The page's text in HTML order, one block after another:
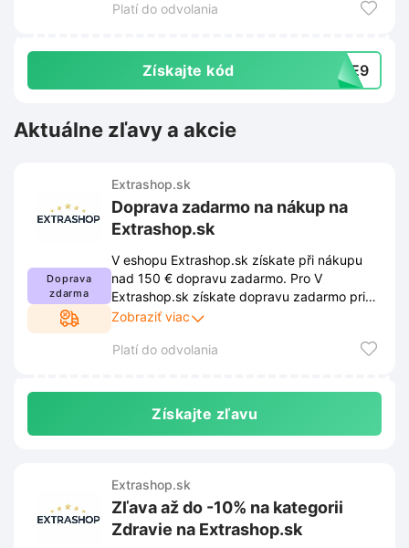
Platí do odvolania
Získajte kód 90E9
Aktuálne zľavy a akcie
Doprava
zdarma
Extrashop.sk
Doprava zadarmo na nákup na
Extrashop.sk
V eshopu Extrashop.sk získate při nákupu
nad 150 € dopravu zadarmo. Pro V
Extrashop.sk získate dopravu zadarmo pri
nákupe nad 150 €. Ak chcete využiť zľavu,
obchodom. Tieto podmienky sú uverejnené
Zobraziť viac
Platí do odvolania
Získajte zľavu
Extrashop.sk
Zľava až do -10% na kategorii
Zdravie na Extrashop.sk